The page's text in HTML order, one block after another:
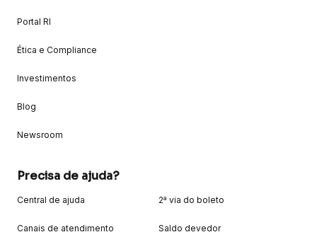
Portal RI
Ética e Compliance
Investimentos
Blog
Newsroom
Precisa de ajuda?
Central de ajuda
Canais de atendimento
2ª via do boleto
Saldo devedor